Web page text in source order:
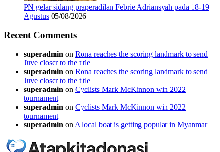
PN gelar sidang praperadilan Febrie Adriansyah pada 18-19
Agustus 05/08/2026
Recent Comments
superadmin on Rona reaches the scoring landmark to send
Juve closer to the title
superadmin on Rona reaches the scoring landmark to send
Juve closer to the title
superadmin on Cyclists Mark McKinnon win 2022
tournament
superadmin on Cyclists Mark McKinnon win 2022
tournament
superadmin on A local boat is getting popular in Myanmar